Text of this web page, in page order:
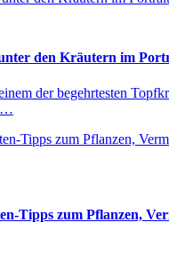
den Kräutern im
der begehrtesten
Tipps zum Pflanzen,